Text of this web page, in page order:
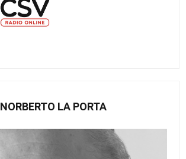
NORBERTO LA PORTA